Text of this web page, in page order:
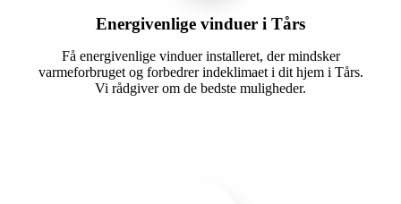
Energivenlige vinduer i Tårs
Få energivenlige vinduer installeret, der mindsker
varmeforbruget og forbedrer indeklimaet i dit hjem i Tårs.
Vi rådgiver om de bedste muligheder.